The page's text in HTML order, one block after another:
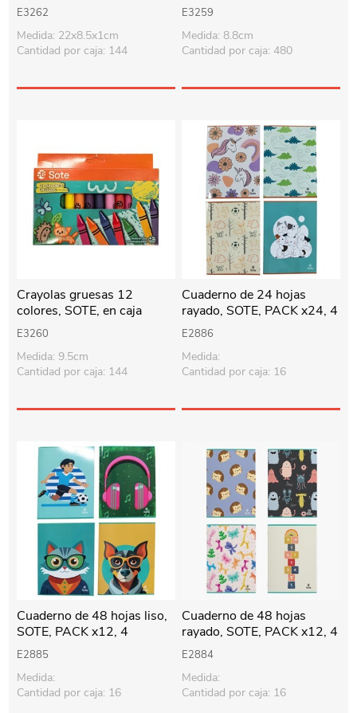
E3262
Medida: 22x8.5x1cm
Cantidad por caja: 144
E3259
Medida: 8.8cm
Cantidad por caja: 480
Crayolas gruesas 12
colores, SOTE, en caja
E3260
Medida: 9.5cm
Cantidad por caja: 144
Cuaderno de 24 hojas
rayado, SOTE, PACK x24, 4
diseños
E2886
Medida:
Cantidad por caja: 16
Cuaderno de 48 hojas liso,
SOTE, PACK x12, 4
diseños
E2885
Medida:
Cantidad por caja: 16
Cuaderno de 48 hojas
rayado, SOTE, PACK x12, 4
diseños
E2884
Medida:
Cantidad por caja: 16